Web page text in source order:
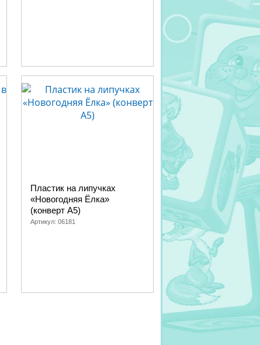
Пластик на липучках
«Новогодняя Ёлка»
(конверт А5)
Артикул: 06181